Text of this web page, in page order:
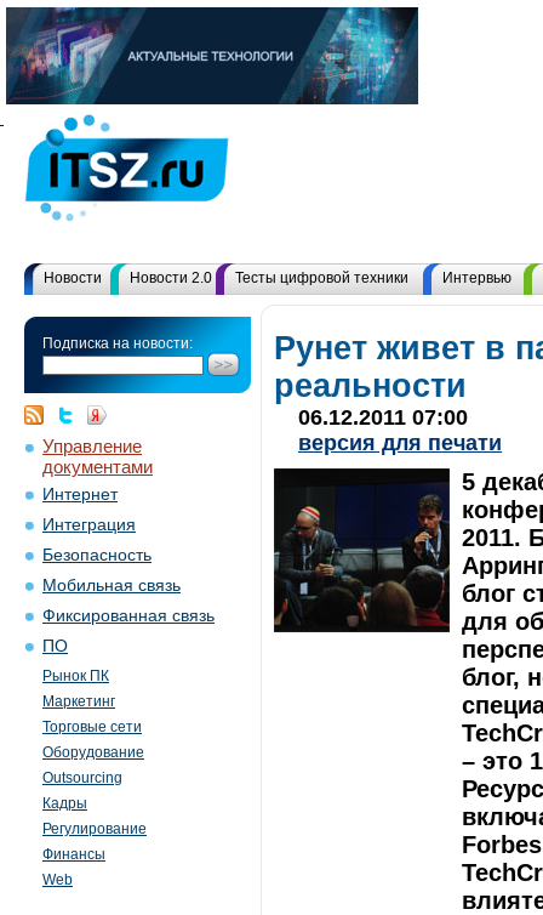
Новости Новости 2.0 Тесты цифровой техники Интервью
Подписка на новости:
Управление
документами
Интернет
Интеграция
Безопасность
Мобильная связь
Фиксированная связь
ПО
Рынок ПК
Маркетинг
Торговые сети
Оборудование
Outsourcing
Кадры
Регулирование
Финансы
Web
Рунет живет в
реальности
06.12.2011 07:00
версия для печати
5
2011.
блог
для
блог,
– это